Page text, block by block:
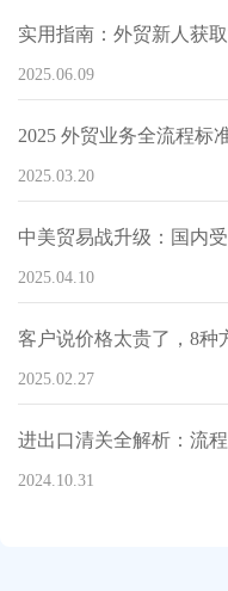
实用指南：外贸新人获
2025.06.09
2025.03.20
2025.04.10
2025.02.27
2024.10.31